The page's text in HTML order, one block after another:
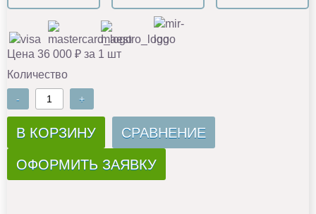
Цена 36 000 ₽ за 1 шт
Количество
- +
В КОРЗИНУ СРАВНЕНИЕ
ОФОРМИТЬ ЗАЯВКУ